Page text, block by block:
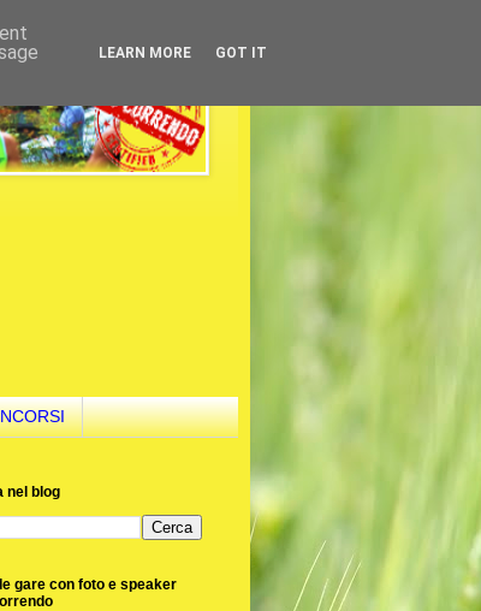
nel blog
gare con foto e speaker
LEARN MORE GOT IT